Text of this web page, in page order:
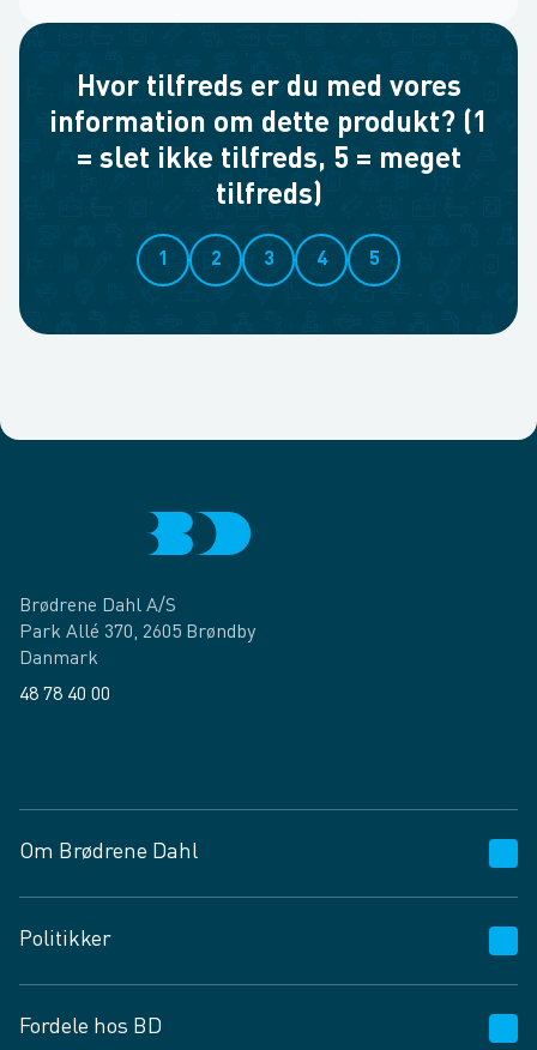
Hvor tilfreds er du med vores
information om dette produkt? (1
= slet ikke tilfreds, 5 = meget
tilfreds)
1 2 3 4 5
Brødrene Dahl A/S
Park Allé 370, 2605 Brøndby
Danmark
48 78 40 00
Om Brødrene Dahl
Vagttelefon 30 10 89 89
Spørgsmål og svar
Job og karriere
Politikker
Privatlivspolitik
Fordele hos BD